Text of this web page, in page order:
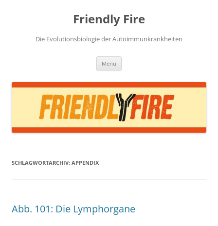
Friendly Fire
Die Evolutionsbiologie der Autoimmunkrankheiten
Menü
SCHLAGWORTARCHIV: APPENDIX
Abb. 101: Die Lymphorgane